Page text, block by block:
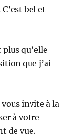
bel et
qu’elle
que j’ai
invite à la
à votre
de vue.